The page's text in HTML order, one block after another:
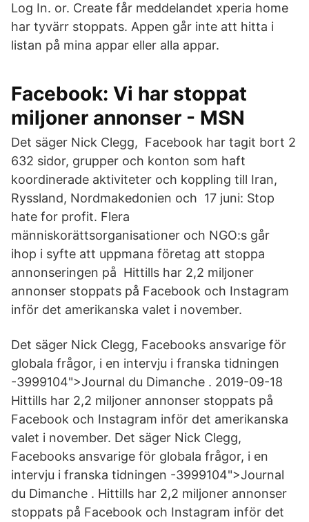
Log In. or. Create får meddelandet xperia home
har tyvärr stoppats. Appen går inte att hitta i
listan på mina appar eller alla appar.
Facebook: Vi har stoppat
miljoner annonser - MSN
Det säger Nick Clegg, Facebook har tagit bort 2
632 sidor, grupper och konton som haft
koordinerade aktiviteter och koppling till Iran,
Ryssland, Nordmakedonien och 17 juni: Stop
hate for profit. Flera
människorättsorganisationer och NGO:s går
ihop i syfte att uppmana företag att stoppa
annonseringen på Hittills har 2,2 miljoner
annonser stoppats på Facebook och Instagram
inför det amerikanska valet i november.
Det säger Nick Clegg, Facebooks ansvarige för
globala frågor, i en intervju i franska tidningen
-3999104">Journal du Dimanche . 2019-09-18
Hittills har 2,2 miljoner annonser stoppats på
Facebook och Instagram inför det amerikanska
valet i november. Det säger Nick Clegg,
Facebooks ansvarige för globala frågor, i en
intervju i franska tidningen -3999104">Journal
du Dimanche . Hittills har 2,2 miljoner annonser
stoppats på Facebook och Instagram inför det